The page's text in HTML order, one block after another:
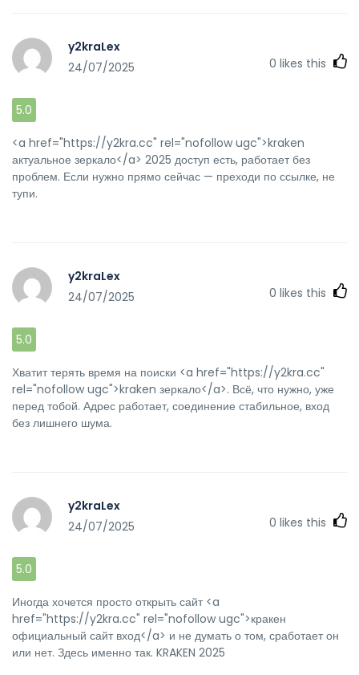
y2kraLex
24/07/2025
0 likes this
5.0
<a href="https://y2kra.cc" rel="nofollow ugc">kraken
актуальное зеркало</a> 2025 доступ есть, работает без
проблем. Если нужно прямо сейчас — преходи по ссылке, не
тупи.
y2kraLex
24/07/2025
0 likes this
5.0
Хватит терять время на поиски <a href="https://y2kra.cc"
rel="nofollow ugc">kraken зеркало</a>. Всё, что нужно, уже
перед тобой. Адрес работает, соединение стабильное, вход
без лишнего шума.
y2kraLex
24/07/2025
0 likes this
5.0
Иногда хочется просто открыть сайт <a
href="https://y2kra.cc" rel="nofollow ugc">кракен
официальный сайт вход</a> и не думать о том, сработает он
или нет. Здесь именно так. KRAKEN 2025